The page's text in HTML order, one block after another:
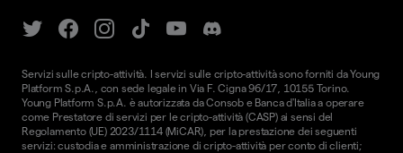
Servizi sulle cripto-attività. I servizi sulle cripto-attività sono forniti da Young
Platform S.p.A., con sede legale in Via F. Cigna 96/17, 10155 Torino.
Young Platform S.p.A. è autorizzata da Consob e Banca d'Italia a operare
come Prestatore di servizi per le cripto-attività (CASP) ai sensi del
Regolamento (UE) 2023/1114 (MiCAR), per la prestazione dei seguenti
servizi: custodia e amministrazione di cripto-attività per conto di clienti;